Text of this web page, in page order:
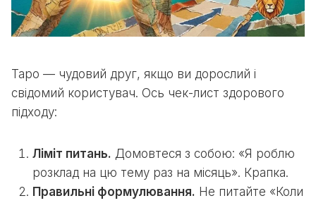
Таро — чудовий друг, якщо ви дорослий і
свідомий користувач. Ось чек-лист здорового
підходу:
Ліміт питань. Домовтеся з собою: «Я роблю
розклад на цю тему раз на місяць». Крапка.
Правильні формулювання. Не питайте «Коли